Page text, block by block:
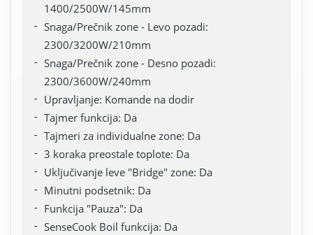
1400/2500W/145mm
Snaga/Prečnik zone - Levo pozadi:
2300/3200W/210mm
Snaga/Prečnik zone - Desno pozadi:
2300/3600W/240mm
Upravljanje: Komande na dodir
Tajmer funkcija: Da
Tajmeri za individualne zone: Da
3 koraka preostale toplote: Da
Uključivanje leve "Bridge" zone: Da
Minutni podsetnik: Da
Funkcija "Pauza": Da
SenseCook Boil funkcija: Da